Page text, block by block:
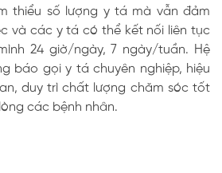
thiểu số lượng y tá mà vẫn đảm
và các y tá có thể kết nối liên tục
24 giờ/ngày, 7 ngày/tuần. Hệ
báo gọi y tá chuyên nghiệp, hiệu
duy trì chất lượng chăm sóc tốt
các bệnh nhân.